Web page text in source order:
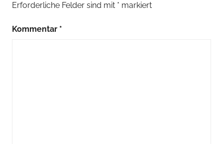
Erforderliche Felder sind mit * markiert
Kommentar *